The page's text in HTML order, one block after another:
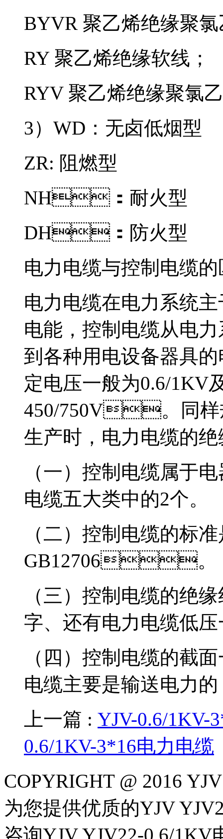
BYVR 聚乙烯绝缘聚氯乙
RY 聚乙烯绝缘软线；
RYV 聚乙烯绝缘聚氯
3）WD：无卤低烟型
ZR: 阻燃型
NH：耐火型
DH：防火型
电力电缆与控制电缆的
电力电缆在电力系统
电能，控制电缆从
到各种用电设备器具的
定电压一般为0.6/1KV及
450/750V。同样
生产时，电力电缆的
（一）控制电缆属于
电缆五大类中的2个。
（二）控制电缆的标准
GB12706。
（三）控制电缆的绝
字、还有电力电缆低压
（四）控制电缆的截面
电缆主要是输送电力的
上一篇 : YJV-0.6/1KV-
0.6/1KV-3*16电力电缆
COPYRIGHT @ 2016
为您提供优质的YJV